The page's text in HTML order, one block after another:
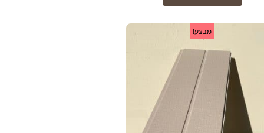
מבצע!המחיר
המקורי
היה:
89.00 ₪.